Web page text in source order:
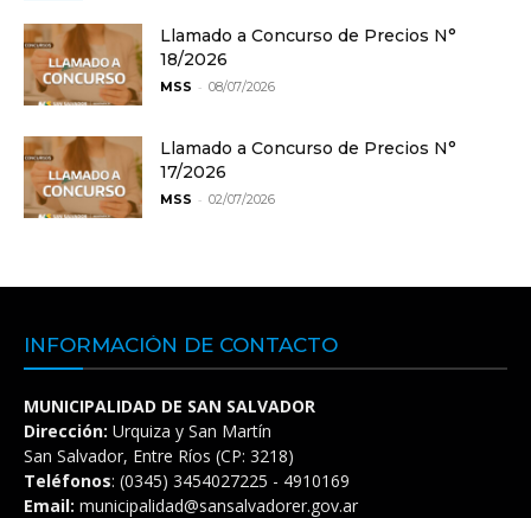
Llamado a Concurso de Precios N°
18/2026
MSS - 08/07/2026
Llamado a Concurso de Precios N°
17/2026
MSS - 02/07/2026
INFORMACIÓN DE CONTACTO
MUNICIPALIDAD DE SAN SALVADOR
Dirección: Urquiza y San Martín
San Salvador, Entre Ríos (CP: 3218)
Teléfonos: (0345) 3454027225 - 4910169
Email: municipalidad@sansalvadorer.gov.ar